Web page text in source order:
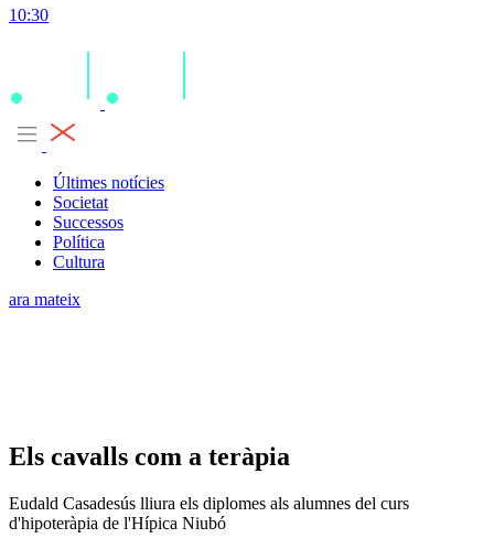
10:30
Últimes notícies
Societat
Successos
Política
Cultura
ara mateix
Els cavalls com a teràpia
Eudald Casadesús lliura els diplomes als alumnes del curs
d'hipoteràpia de l'Hípica Niubó